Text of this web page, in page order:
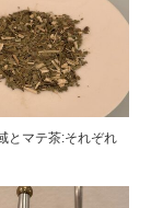
とマテ茶:それぞれ